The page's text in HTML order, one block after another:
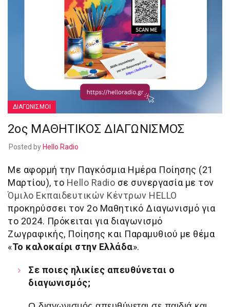
ΔΙΑΓΩΝΙΣΜΟΙ
2oς ΜΑΘΗΤΙΚΟΣ ΔΙΑΓΩΝΙΣΜΟΣ
Posted by Hello Radio
Με αφορμή την Παγκόσμια Ημέρα Ποίησης (21
Μαρτίου), τo Hello Radio σε συνεργασία με τον
Όμιλο Εκπαιδευτικών Κέντρων HELLO
προκηρύσσει τον 2ο Μαθητικό Διαγωνισμό για
το 2024. Πρόκειται για διαγωνισμό
Ζωγραφικής, Ποίησης και Παραμυθιού με θέμα
«Το καλοκαίρι στην Ελλάδα».
Σε ποιες ηλικίες απευθύνεται ο
διαγωνισμός;